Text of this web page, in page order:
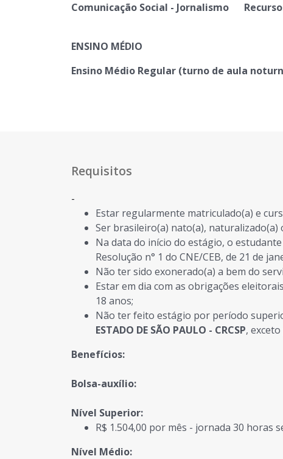
Comunicação Social - Jornalismo
ENSINO MÉDIO
Ensino Médio Regular (turno de aula
Requisitos
-
Estar regularmente matriculado(a) e
Ser brasileiro(a) nato(a),
Na data do início do estágio, o
Resolução n° 1 do CNE/CEB, de 21 de
Não ter sido exonerado(a) a bem do
Estar em dia com as obrigações
18 anos;
Não ter feito estágio por período
ESTADO DE SÃO PAULO - CRCSP,
Benefícios:
Bolsa-auxílio:
Nível Superior:
R$ 1.504,00 por mês - jornada 30 horas
Nível Médio: